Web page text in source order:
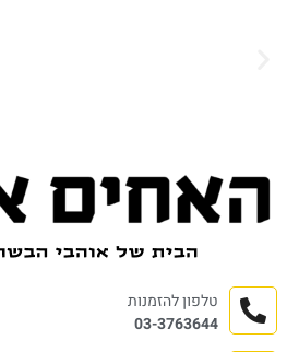
טלפון להזמנות
03-3763644